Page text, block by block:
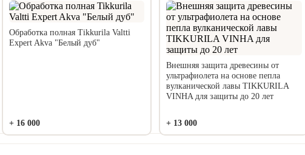
Обработка полная Tikkurila Valtti
Expert Akva "Белый дуб"
+ 16 000
Внешняя защита древесины от
ультрафиолета на основе пепла
вулканической лавы TIKKURILA
VINHA для защиты до 20 лет
+ 13 000